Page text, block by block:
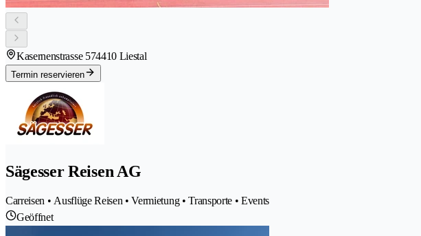
Kasernenstrasse 574410 Liestal
Termin reservieren
Sägesser Reisen AG
Carreisen • Ausflüge Reisen • Vermietung • Transporte • Events
Geöffnet